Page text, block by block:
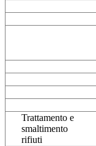
Trattamento e
smaltimento
rifiuti